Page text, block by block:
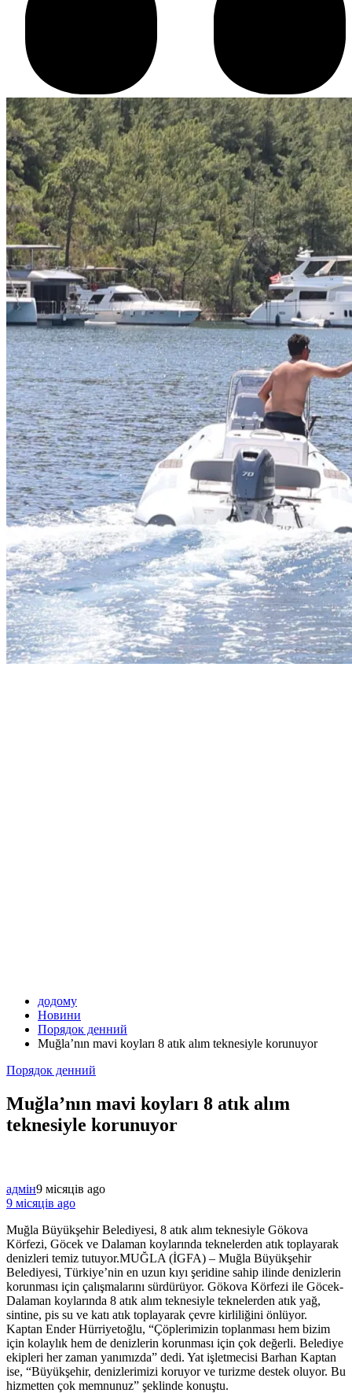
додому
Новини
Порядок денний
Muğla’nın mavi koyları 8 atık alım teknesiyle korunuyor
Порядок денний
Muğla’nın mavi koyları 8 atık alım
teknesiyle korunuyor
адмін9 місяців ago
9 місяців ago
Muğla Büyükşehir Belediyesi, 8 atık alım teknesiyle Gökova
Körfezi, Göcek ve Dalaman koylarında teknelerden atık toplayarak
denizleri temiz tutuyor.MUĞLA (İGFA) – Muğla Büyükşehir
Belediyesi, Türkiye’nin en uzun kıyı şeridine sahip ilinde denizlerin
korunması için çalışmalarını sürdürüyor. Gökova Körfezi ile Göcek-
Dalaman koylarında 8 atık alım teknesiyle teknelerden atık yağ,
sintine, pis su ve katı atık toplayarak çevre kirliliğini önlüyor.
Kaptan Ender Hürriyetoğlu, “Çöplerimizin toplanması hem bizim
için kolaylık hem de denizlerin korunması için çok değerli. Belediye
ekipleri her zaman yanımızda” dedi. Yat işletmecisi Barhan Kaptan
ise, “Büyükşehir, denizlerimizi koruyor ve turizme destek oluyor. Bu
hizmetten çok memnunuz” şeklinde konuştu.